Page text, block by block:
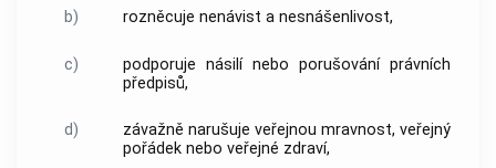
b) rozněcuje nenávist a nesnášenlivost,
c)
podporuje násilí nebo porušování právních
předpisů,
d)
závažně narušuje veřejnou mravnost, veřejný
pořádek nebo veřejné zdraví,